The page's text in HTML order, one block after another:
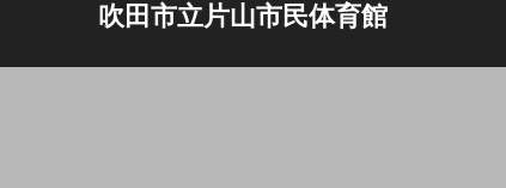
吹田市立片山市民体育館